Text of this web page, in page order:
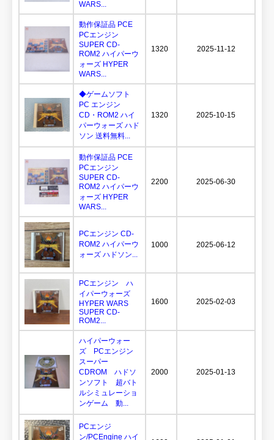
WARS...
動作保証品 PCE
PCエンジン
SUPER CD-
ROM2 ハイパーウ
ォーズ HYPER
WARS...
1320 2025-11-12
◆ゲームソフト
PC エンジン
CD・ROM2 ハイ
パーウォーズ ハド
ソン 送料無料...
1320 2025-10-15
動作保証品 PCE
PCエンジン
SUPER CD-
ROM2 ハイパーウ
ォーズ HYPER
WARS...
2200 2025-06-30
PCエンジン CD-
ROM2 ハイパーウ
ォーズ ハドソン...
1000 2025-06-12
PCエンジン ハ
イパーウォーズ
HYPER WARS
SUPER CD-
ROM2...
1600 2025-02-03
ハイパーウォー
ズ PCエンジン
スーパー
CDROM ハドソ
ンソフト 超バト
ルシミュレーショ
ンゲーム 動...
2000 2025-01-13
PCエンジ
ン/PCEngine ハイ